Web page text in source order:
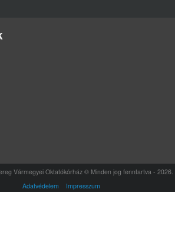
Vármegyei Oktatókórház © Minden jog fenntartva - 2026.
Adatvédelem
Impresszum